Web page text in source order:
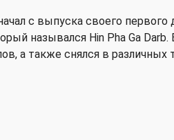
с выпуска своего первого
назывался Hin Pha Ga
а также снялся в различных